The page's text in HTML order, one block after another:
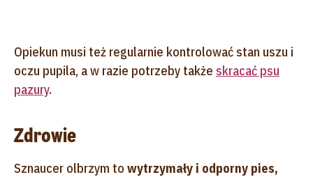
Opiekun musi też regularnie kontrolować stan uszu i
oczu pupila, a w razie potrzeby także skracać psu
pazury.
Zdrowie
Sznaucer olbrzym to wytrzymały i odporny pies,